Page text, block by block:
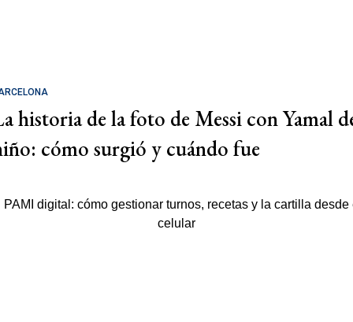
historia de la foto de Messi con Yamal
cómo surgió y cuándo fue